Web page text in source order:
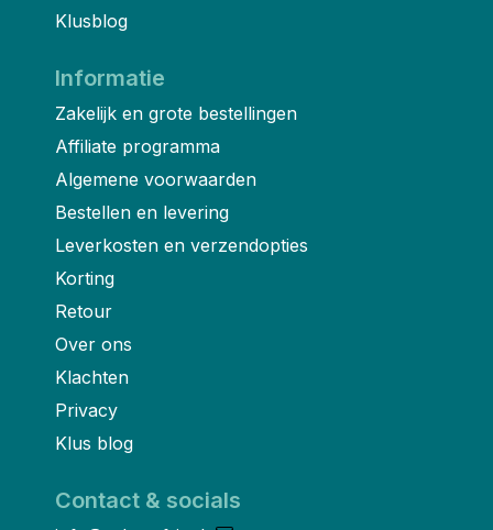
Klusblog
Informatie
Zakelijk en grote bestellingen
Affiliate programma
Algemene voorwaarden
Bestellen en levering
Leverkosten en verzendopties
Korting
Retour
Over ons
Klachten
Privacy
Klus blog
Contact & socials